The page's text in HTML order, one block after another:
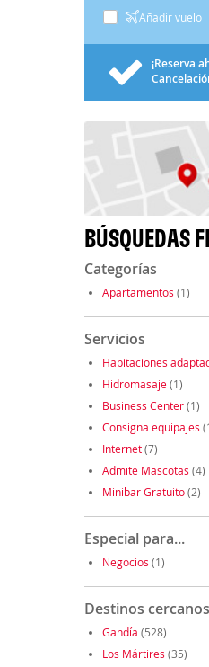
Añadir vuelo
¡Reserva
BÚSQUEDAS
Categorías
Apartamentos (1)
Servicios
Habitaciones
Hidromasaje(1)
Business Center(1)
Consigna equipajes
Internet(7)
Admite Mascotas (4)
Minibar Gratuito(2)
Especial para...
Negocios (1)
Destinos cercanos
Gandía (528)
Los Mártires (35)